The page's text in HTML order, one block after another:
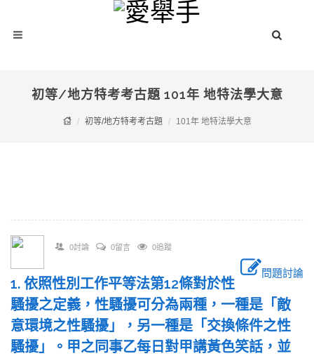
初等/地方特考考古題 101年 地特法學大意
初等/地方特考考古題 101年 地特法學大意
0討論 0留言 0追蹤
問題討論
1. 依照性別工作平等法第12條對於性
騷擾之定義，性騷擾可分為兩種，一種是「敵
意環境之性騷擾」，另一種是「交換條件之性
騷擾」。甲之同事乙每日對甲講黃色笑話，並